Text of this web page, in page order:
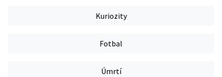
Kuriozity
Fotbal
Úmrtí